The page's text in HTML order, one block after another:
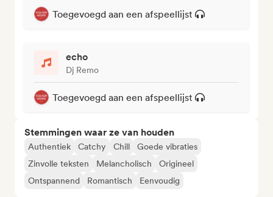
Toegevoegd aan een afspeellijst
echo
Dj Remo
Toegevoegd aan een afspeellijst
Stemmingen waar ze van houden
Authentiek Catchy Chill
Goede vibraties
Zinvolle teksten
Melancholisch
Origineel
Ontspannend
Romantisch Eenvoudig